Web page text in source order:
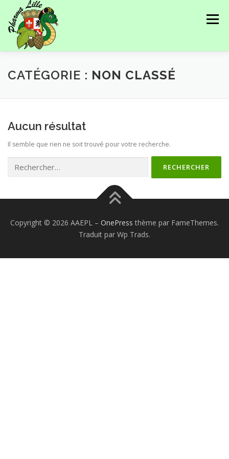
Menu
PRÉSENTATION NOS ÉVÉNEMENTS
ANNONCES CONTACT
CATÉGORIE : NON CLASSÉ
Aucun résultat
Il semble que rien ne soit trouvé pour votre recherche.
Copyright © 2026 AAEPL – OnePress thème par FameThemes.
Traduit par Wp Trads.